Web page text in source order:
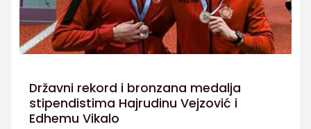
Državni rekord i bronzana medalja
stipendistima Hajrudinu Vejzović i
Edhemu Vikalo